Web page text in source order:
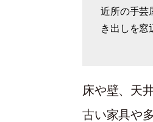
近所の手芸
き出しを窓
中国茶の道
で見せる収
床や壁、天
古い家具や